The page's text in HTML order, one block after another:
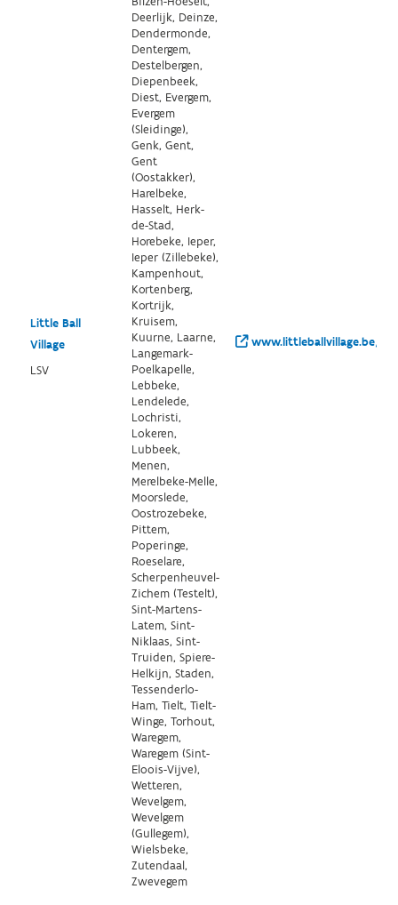
Little Ball
Village
LSV
Deerlijk, Deinze,
Dendermonde,
Dentergem,
Destelbergen,
Diepenbeek,
Diest, Evergem,
Evergem
(Sleidinge),
Genk, Gent,
Gent
(Oostakker),
Harelbeke,
Hasselt, Herk-
de-Stad,
Horebeke, Ieper,
Ieper (Zillebeke),
Kampenhout,
Kortenberg,
Kortrijk,
Kruisem,
Kuurne, Laarne,
Langemark-
Poelkapelle,
Lebbeke,
Lendelede,
Lochristi,
Lokeren,
Lubbeek,
Menen,
Merelbeke-Melle,
Moorslede,
Oostrozebeke,
Pittem,
Poperinge,
Roeselare,
Scherpenheuvel-
Zichem (Testelt),
Sint-Martens-
Latem, Sint-
Niklaas, Sint-
Truiden, Spiere-
Helkijn, Staden,
Tessenderlo-
Ham, Tielt, Tielt-
Winge, Torhout,
Waregem,
Waregem (Sint-
Eloois-Vijve),
Wetteren,
Wevelgem,
Wevelgem
(Gullegem),
Wielsbeke,
Zutendaal,
Zwevegem
www.littleballvillage.be/